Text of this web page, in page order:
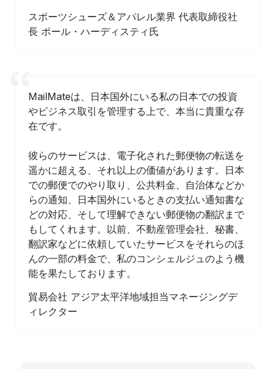
スポーツシューズ＆アパレル業界 代表取締役社
長 ポール・ハーディスティ氏
MailMateは、日本国外にいる私の日本での投資
やビジネス取引を管理する上で、本当に貴重な存
在です。
彼らのサービスは、電子化された郵便物の転送を
遥かに超える、それ以上の価値があります。日本
での郵便でのやり取り、公共料金、自治体などか
らの通知、日本国外にいるときの支払い通知書な
どの対応、そして理解できない郵便物の翻訳まで
もしてくれます。以前、不動産管理会社、秘書、
翻訳家などに依頼していたサービスをそれらのほ
んの一部の料金で、私のコンシェルジュのよう機
能を果たしております。
貿易会社 アジア太平洋地域担当マネージングデ
ィレクター